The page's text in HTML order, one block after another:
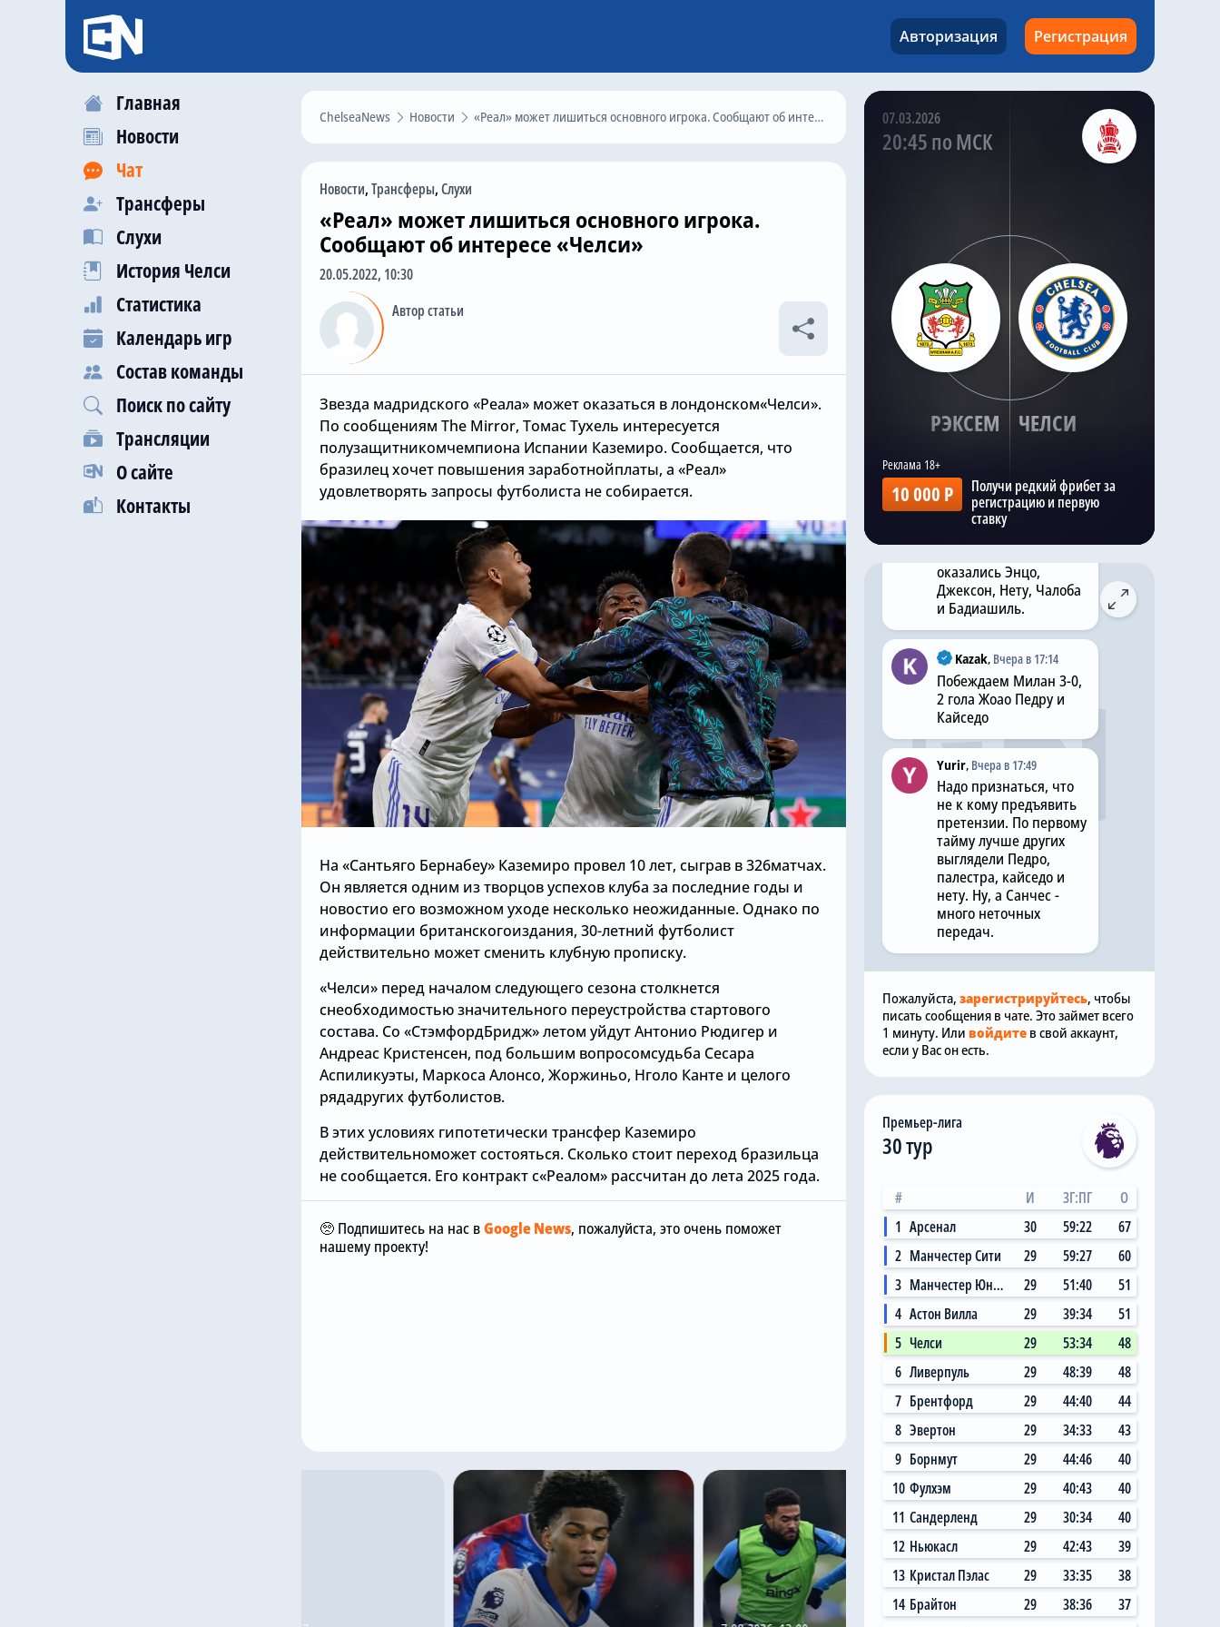
Авторизация Регистрация
Главная
Новости
Чат
Трансферы
Слухи
История Челси
Статистика
Календарь игр
Состав команды
Поиск по сайту
Трансляции
О сайте
Контакты
ChelseaNews Новости «Реал» может лишиться основного игрока. Сообщают об интересе «Челси»
Новости,Трансферы,Слухи
«Реал» может лишиться основного игрока.
Сообщают об интересе «Челси»
20.05.2022, 10:30
Автор статьи
Звезда мадридского «Реала» может оказаться в лондонском«Челси».
По сообщениям The Mirror, Томас Тухель интересуется
полузащитникомчемпиона Испании Каземиро. Сообщается, что
бразилец хочет повышения заработнойплаты, а «Реал»
удовлетворять запросы футболиста не собирается.
На «Сантьяго Бернабеу» Каземиро провел 10 лет, сыграв в 326матчах.
Он является одним из творцов успехов клуба за последние годы и
новостио его возможном уходе несколько неожиданные. Однако по
информации британскогоиздания, 30-летний футболист
действительно может сменить клубную прописку.
«Челси» перед началом следующего сезона столкнется
снеобходимостью значительного переустройства стартового
состава. Со «СтэмфордБридж» летом уйдут Антонио Рюдигер и
Андреас Кристенсен, под большим вопросомсудьба Сесара
Аспиликуэты, Маркоса Алонсо, Жоржиньо, Нголо Канте и целого
рядадругих футболистов.
В этих условиях гипотетически трансфер Каземиро
действительноможет состояться. Сколько стоит переход бразильца
не сообщается. Его контракт с«Реалом» рассчитан до лета 2025 года.
🥺 Подпишитесь на нас вGoogle News, пожалуйста, это очень поможет
нашему проекту!
07.03.2026
20:45 по МСК
РЭКСЕМ ЧЕЛСИ
10 000 Р
Получи редкий фрибет за
регистрацию и первую
ставку
✅ Лум Тшауна – 23,5
млн евро
млн евро
последние 25 дней
трансферного окна,
чтобы не попасть под
санкции ФИФА, – BBC
Лондонцам нужно
сократить раздутый
состав Хаби Алонсо с 41
игрока до
(включая 5 вратарей, 9
нападающих), ведь
правила запрещают
изолировать
выставленных на
оказались Энцо,
Джексон, Нету, Чалоба
и Бадиашиль.
Kazak, Вчера в 17:14
Побеждаем Милан 3-0,
2 гола Жоао Педру и
Кайседо
Yurir, Вчера в 17:49
Надо признаться, что
не к кому предъявить
претензии. По первому
тайму лучше других
выглядели Педро,
палестра, кайседо и
нету. Ну, а Санчес -
много неточных
передач.
Пожалуйста, зарегистрируйтесь, чтобы
писать сообщения в чате. Это займет всего
1 минуту. Или войдите в свой аккаунт,
если у Вас он есть.
Премьер-лига
30 тур
# И ЗГ:ПГ
О
1 Арсенал 30 59:22
67
2 Манчестер Сити 29 59:27
60
3
Манчестер Юнайтед 29 51:40
51
4 Астон Вилла 29 39:34
51
5 Челси 29 53:34
48
6 Ливерпуль 29 48:39
48
7 Брентфорд 29 44:40
44
8 Эвертон 29 34:33
43
9 Борнмут 29 44:46
40
10 Фулхэм 29 40:43
40
11 Сандерленд 29 30:34
40
12 Ньюкасл 29 42:43
39
13 Кристал Пэлас 29 33:35
38
14 Брайтон 29 38:36
37